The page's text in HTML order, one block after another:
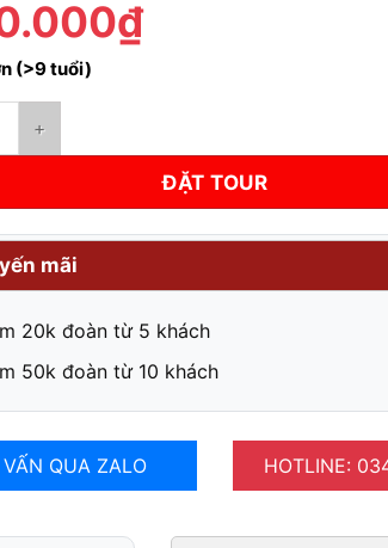
(>9 tuổi)
ĐẶT TOUR
mãi
20k đoàn từ 5 khách
50k đoàn từ 10 khách
QUA ZALO HOTLINE: